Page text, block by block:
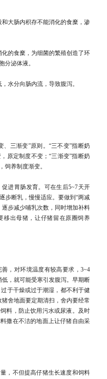
大肠内积存不能消化的食糜，渗
的食糜，为细菌的繁殖创造了环
分泌体液。
水分向肠内流，导致腹泻。
、三渐变”原则。“三不变”指断奶
原定制度不变；“三渐变”指断奶
饲养制度渐变。
进胃肠发育。可在生后5~7天开
步断乳，慢慢适应。要做到“两减
步减少哺乳次数，同时增加补料
移出母猪，让仔猪留在原圈饲养
，对环境温度有较高要求，3~4
，就可能受寒引发腹泻。早期断
于干燥或过于潮湿，都不利于健
舍地面要定期清扫，舍内要经常
料，防止饮用污水或尿液。及时
撒在不洁的地面上让仔猪自由采
，不但提高仔猪生长速度和饲料